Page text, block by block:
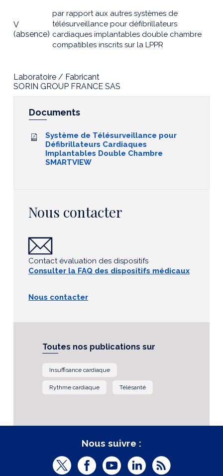
V
(absence)
par rapport aux autres systèmes de
télésurveillance pour défibrillateurs
cardiaques implantables double chambre
compatibles inscrits sur la LPPR
Laboratoire / Fabricant
SORIN GROUP FRANCE SAS
Documents
Système de Télésurveillance pour
Défibrillateurs Cardiaques
Implantables Double Chambre
SMARTVIEW
Nous contacter
Contact évaluation des dispositifs
Consulter la FAQ des dispositifs médicaux
Nous contacter
Toutes nos publications sur
Insuffisance cardiaque
Rythme cardiaque Télésanté
Nous suivre :
T
F
Y
L
R